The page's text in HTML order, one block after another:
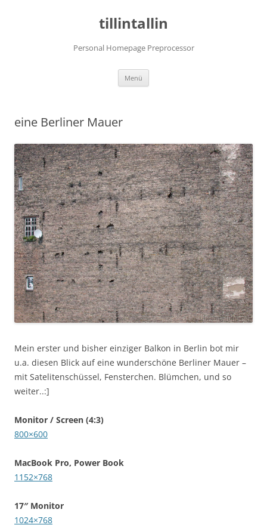
tillintallin
Personal Homepage Preprocessor
Menü
eine Berliner Mauer
Mein erster und bisher einziger Balkon in Berlin bot mir
u.a. diesen Blick auf eine wunderschöne Berliner Mauer –
mit Satelitenschüssel, Fensterchen. Blümchen, und so
weiter..:]
Monitor / Screen (4:3)
800×600
MacBook Pro, Power Book
1152×768
17″ Monitor
1024×768